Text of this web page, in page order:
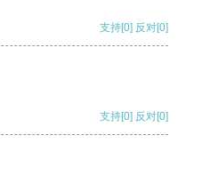
支持[0] 反对[0]
支持[0] 反对[0]